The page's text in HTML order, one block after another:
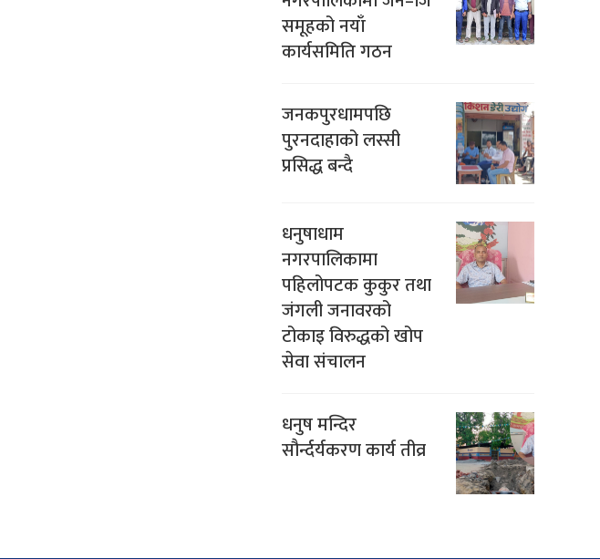
समूहको नयाँ
कार्यसमिति गठन
जनकपुरधामपछि
पुरनदाहाको लस्सी
प्रसिद्ध बन्दै
धनुषाधाम
नगरपालिकामा
पहिलोपटक कुकुर तथा
जंगली जनावरको
टोकाइ विरुद्धको खोप
सेवा संचालन
धनुष मन्दिर
सौर्न्दर्यकरण कार्य तीव्र